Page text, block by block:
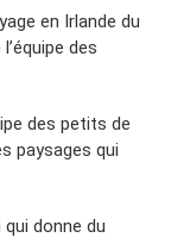
en Irlande du
des
des petits de
paysages qui
donne du